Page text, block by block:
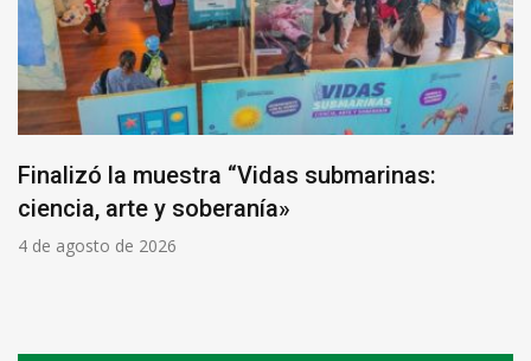
Finalizó la muestra “Vidas submarinas:
ciencia, arte y soberanía»
4 de agosto de 2026